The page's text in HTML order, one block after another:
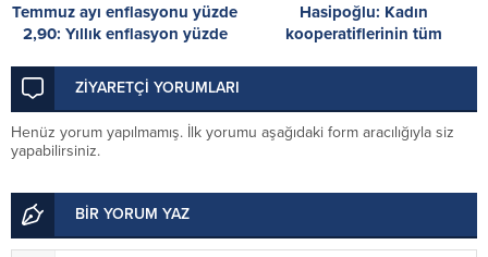
Temmuz ayı enflasyonu yüzde
2,90: Yıllık enflasyon yüzde
Hasipoğlu: Kadın
kooperatiflerinin tüm
ZİYARETÇİ YORUMLARI
Henüz yorum yapılmamış. İlk yorumu aşağıdaki form aracılığıyla siz
yapabilirsiniz.
BİR YORUM YAZ